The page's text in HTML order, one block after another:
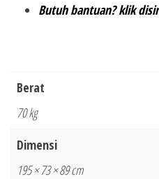
Butuh bantuan? klik
Berat
70 kg
Dimensi
195 × 73 × 89 cm